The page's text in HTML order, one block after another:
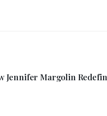
Jennifer Margolin